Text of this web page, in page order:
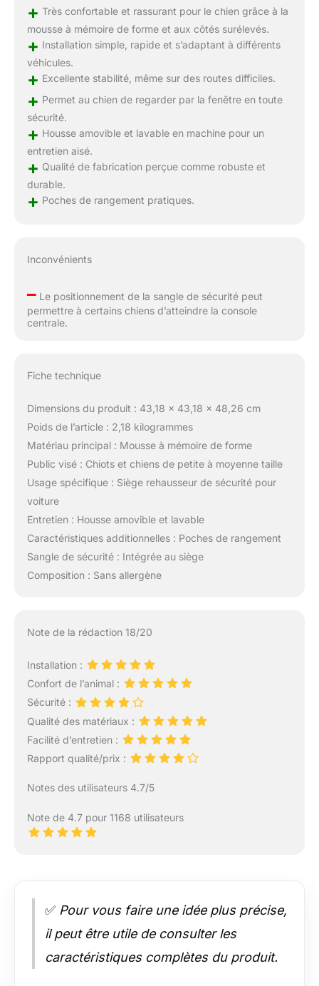
+ Très confortable et rassurant pour le chien grâce à la
mousse à mémoire de forme et aux côtés surélevés.
+ Installation simple, rapide et s’adaptant à différents
véhicules.
+ Excellente stabilité, même sur des routes difficiles.
+ Permet au chien de regarder par la fenêtre en toute
sécurité.
+ Housse amovible et lavable en machine pour un
entretien aisé.
+ Qualité de fabrication perçue comme robuste et
durable.
+ Poches de rangement pratiques.
Inconvénients
–Le positionnement de la sangle de sécurité peut
permettre à certains chiens d’atteindre la console
centrale.
Fiche technique
Dimensions du produit : 43,18 x 43,18 x 48,26 cm
Poids de l’article : 2,18 kilogrammes
Matériau principal : Mousse à mémoire de forme
Public visé : Chiots et chiens de petite à moyenne taille
Usage spécifique : Siège rehausseur de sécurité pour
voiture
Entretien : Housse amovible et lavable
Caractéristiques additionnelles : Poches de rangement
Sangle de sécurité : Intégrée au siège
Composition : Sans allergène
Note de la rédaction 18/20
Installation :
Confort de l’animal :
Sécurité :
Qualité des matériaux :
Facilité d’entretien :
Rapport qualité/prix :
Notes des utilisateurs 4.7/5
Note de 4.7 pour 1168 utilisateurs
✅ Pour vous faire une idée plus précise,
il peut être utile de consulter les
caractéristiques complètes du produit.